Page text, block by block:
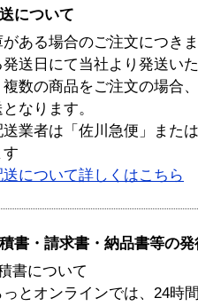
について
がある場合のご注文につき
発送日にて当社より発送い
複数の商品をご注文の場合
なります。
業者は「佐川急便」また
す
送について詳しくはこちら
書・請求書・納品書等の
書について
っとオンラインでは、24時